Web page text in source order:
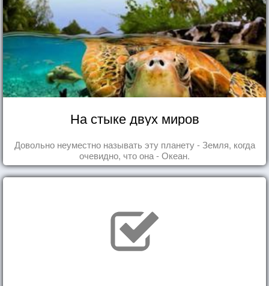
На стыке двух миров
Довольно неуместно называть эту планету - Земля, когда
очевидно, что она - Океан.